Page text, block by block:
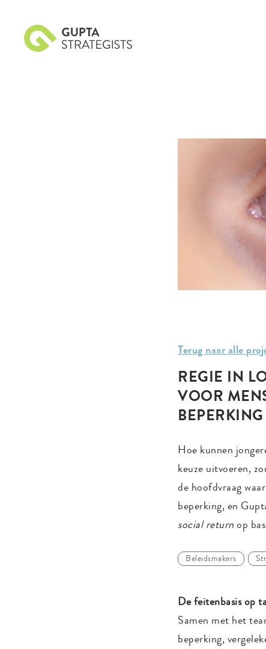
Terug naar alle
REGIE IN
VOOR
BEPERKING
Hoe kunnen
keuze uitvoeren,
de hoofdvraag
beperking, en
social returnop
Beleidsmakers
De feitenbasis op
Samen met het
beperking,